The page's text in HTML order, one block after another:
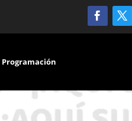
Programación